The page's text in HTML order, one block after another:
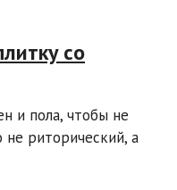
со
и пола, чтобы не
не риторический, а